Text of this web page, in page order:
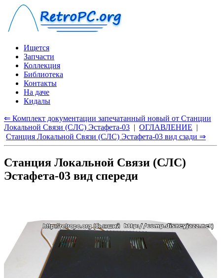
Ищется
Запчасти
Коллекция
Библиотека
Контакты
На даче
Кидалы
⇐ Комплект документации запечатанный новый от Станции
Локальной Связи (СЛС) Эстафета-03 | ОГЛАВЛЕНИЕ |
Станция Локальной Связи (СЛС) Эстафета-03 вид сзади ⇒
Станция Локальной Связи (СЛС)
Эстафета-03 вид спереди